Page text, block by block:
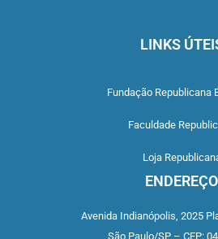
LINKS
Fundação Republicana
Faculdade
Loja
ENDEREÇO
Avenida Indianópolis, 2025
São Paulo/SP – CEP: